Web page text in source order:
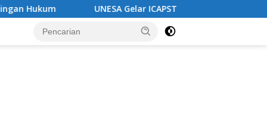
UNESA Gelar ICAPSTURE 2026 di Magetan, Dorong